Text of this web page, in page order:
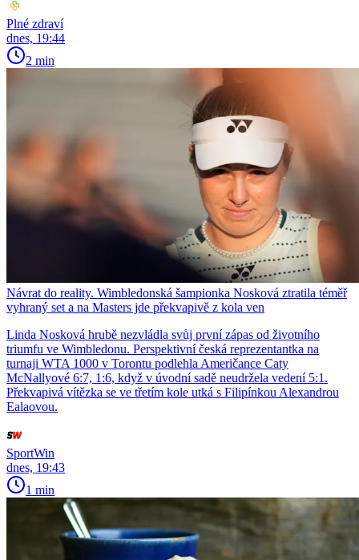
Plné zdraví
dnes, 19:44
2 min
Návrat do reality. Wimbledonská šampionka Nosková ztratila téměř
vyhraný set a na Masters jde překvapivě z kola ven
Linda Nosková hrubě nezvládla svůj první zápas od životního
triumfu ve Wimbledonu. Perspektivní česká reprezentantka na
turnaji WTA 1000 v Torontu podlehla Američance Caty
McNallyové 6:7, 1:6, když v úvodní sadě neudržela vedení 5:1.
Překvapivá vítězka se ve třetím kole utká s Filipínkou Alexandrou
Ealaovou.
SportWin
dnes, 19:43
1 min